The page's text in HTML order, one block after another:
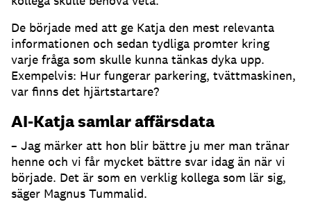
De började med att ge Katja den mest relevanta
informationen och sedan tydliga promter kring
varje fråga som skulle kunna tänkas dyka upp.
Exempelvis: Hur fungerar parkering, tvättmaskinen,
var finns det hjärtstartare?
AI-Katja samlar affärsdata
– Jag märker att hon blir bättre ju mer man tränar
henne och vi får mycket bättre svar idag än när vi
började. Det är som en verklig kollega som lär sig,
säger Magnus Tummalid.